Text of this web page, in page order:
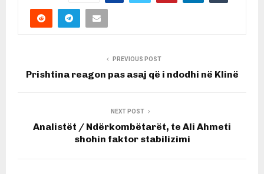
PREVIOUS POST
Prishtina reagon pas asaj që i ndodhi në Klinë
NEXT POST
Analistët / Ndërkombëtarët, te Ali Ahmeti
shohin faktor stabilizimi